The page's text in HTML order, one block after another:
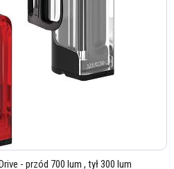
- przód 700 lum , tył 300 lum